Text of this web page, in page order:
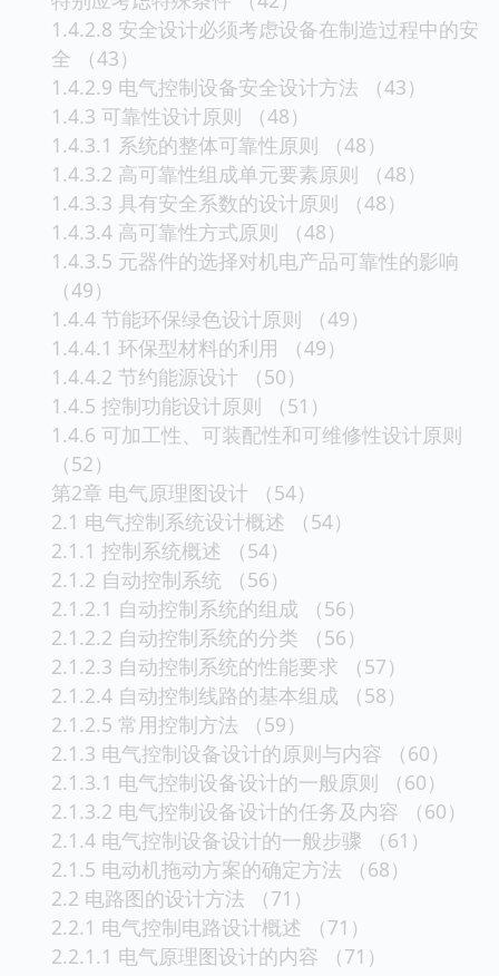
1.4.2.8 安全设计必须考虑设备在制造过程中的安
全 （43）
1.4.2.9 电气控制设备安全设计方法 （43）
1.4.3 可靠性设计原则 （48）
1.4.3.1 系统的整体可靠性原则 （48）
1.4.3.2 高可靠性组成单元要素原则 （48）
1.4.3.3 具有安全系数的设计原则 （48）
1.4.3.4 高可靠性方式原则 （48）
1.4.3.5 元器件的选择对机电产品可靠性的影响
（49）
1.4.4 节能环保绿色设计原则 （49）
1.4.4.1 环保型材料的利用 （49）
1.4.4.2 节约能源设计 （50）
1.4.5 控制功能设计原则 （51）
1.4.6 可加工性、可装配性和可维修性设计原则
（52）
第2章 电气原理图设计 （54）
2.1 电气控制系统设计概述 （54）
2.1.1 控制系统概述 （54）
2.1.2 自动控制系统 （56）
2.1.2.1 自动控制系统的组成 （56）
2.1.2.2 自动控制系统的分类 （56）
2.1.2.3 自动控制系统的性能要求 （57）
2.1.2.4 自动控制线路的基本组成 （58）
2.1.2.5 常用控制方法 （59）
2.1.3 电气控制设备设计的原则与内容 （60）
2.1.3.1 电气控制设备设计的一般原则 （60）
2.1.3.2 电气控制设备设计的任务及内容 （60）
2.1.4 电气控制设备设计的一般步骤 （61）
2.1.5 电动机拖动方案的确定方法 （68）
2.2 电路图的设计方法 （71）
2.2.1 电气控制电路设计概述 （71）
2.2.1.1 电气原理图设计的内容 （71）